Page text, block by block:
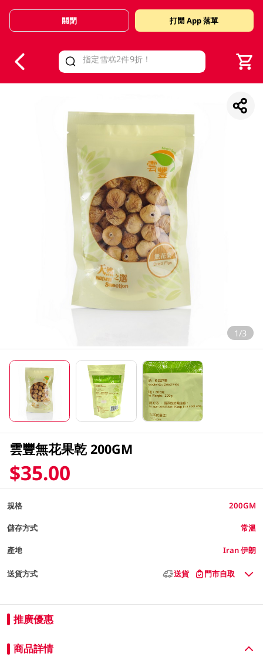
Valid Until 30 June 2026
關閉 打開 App 落單
1/3
雲豐無花果乾 200GM
$35.00
規格 200GM
儲存方式 常溫
產地 Iran 伊朗
送貨方式 送貨 門市自取
推廣優惠
商品詳情